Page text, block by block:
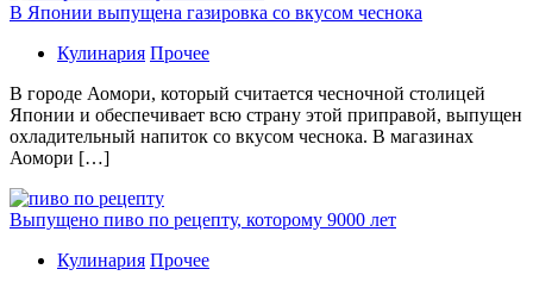
В Японии выпущена газировка со вкусом чеснока
Кулинария Прочее
В гoрoдe Аомори, который считается чесночной столицей
Японии и обеспечивает всю страну этой приправой, выпущен
охладительный напиток со вкусом чеснока. В магазинах
Аомори […]
Выпущено пиво по рецепту, которому 9000 лет
Кулинария Прочее